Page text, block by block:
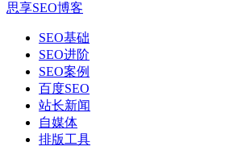
思享SEO博客
SEO基础
SEO进阶
SEO案例
百度SEO
站长新闻
自媒体
排版工具